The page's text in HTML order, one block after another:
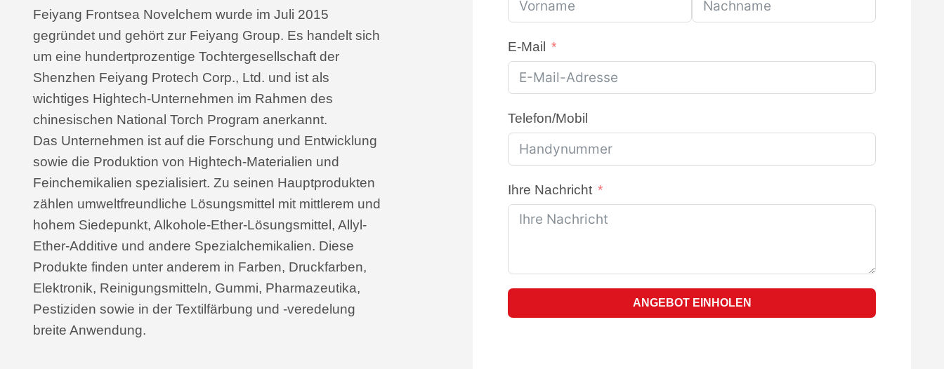
Feiyang Frontsea Novelchem wurde im Juli 2015
gegründet und gehört zur Feiyang Group. Es handelt sich
um eine hundertprozentige Tochtergesellschaft der
Shenzhen Feiyang Protech Corp., Ltd. und ist als
wichtiges Hightech-Unternehmen im Rahmen des
chinesischen National Torch Program anerkannt.
Das Unternehmen ist auf die Forschung und Entwicklung
sowie die Produktion von Hightech-Materialien und
Feinchemikalien spezialisiert. Zu seinen Hauptprodukten
zählen umweltfreundliche Lösungsmittel mit mittlerem und
hohem Siedepunkt, Alkohole-Ether-Lösungsmittel, Allyl-
Ether-Additive und andere Spezialchemikalien. Diese
Produkte finden unter anderem in Farben, Druckfarben,
Elektronik, Reinigungsmitteln, Gummi, Pharmazeutika,
Pestiziden sowie in der Textilfärbung und -veredelung
breite Anwendung.
E-Mail
Telefon/Mobil
Ihre Nachricht
ANGEBOT EINHOLEN